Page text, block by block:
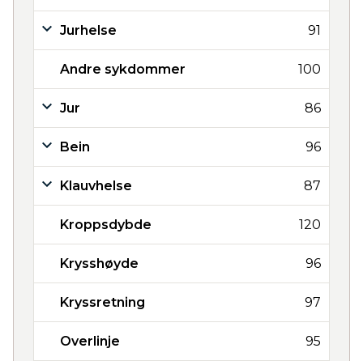
Jurhelse 91
Andre sykdommer 100
Jur 86
Bein 96
Klauvhelse 87
Kroppsdybde 120
Krysshøyde 96
Kryssretning 97
Overlinje 95